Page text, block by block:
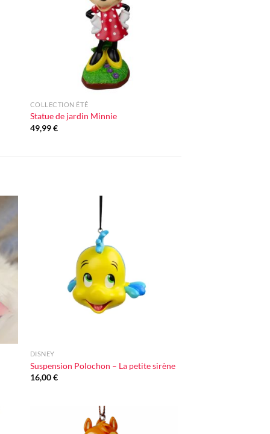
COLLECTION ÉTÉ
Statue de jardin Minnie
49,99€
DISNEY
Suspension Polochon – La petite sirène
16,00€